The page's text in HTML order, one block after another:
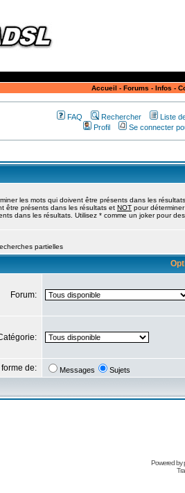
Accueil - Forums - Infos -
FAQ Rechercher
Liste
Profil
Se connecter
les mots qui doivent être présents dans les
être présents dans les résultats et NOT pour
dans les résultats. Utilisez * comme un joker pour des
partielles
Forum:
de: Messages Sujets
Powered by